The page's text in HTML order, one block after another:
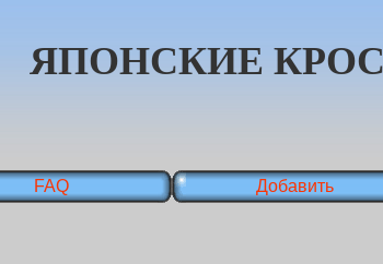
ЯПОНСКИЕ
FAQ Добавить